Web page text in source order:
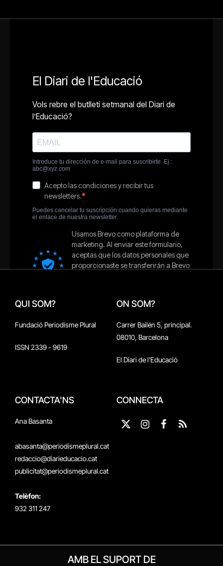
QUI SOM?
Fundació Periodisme Plural
ISSN 2339 - 9619
ON SOM?
Carrer Bailén 5, principal.
08010, Barcelona
El Diari de l'Educació
CONTACTA'NS
Ana Basanta
abasanta@periodismeplural.cat
redaccio@diarieducacio.cat
publicitat@periodismeplural.cat
Telèfon:
932 311 247
CONNECTA
X
Instagram
Facebook
RSS
AMB EL SUPORT DE